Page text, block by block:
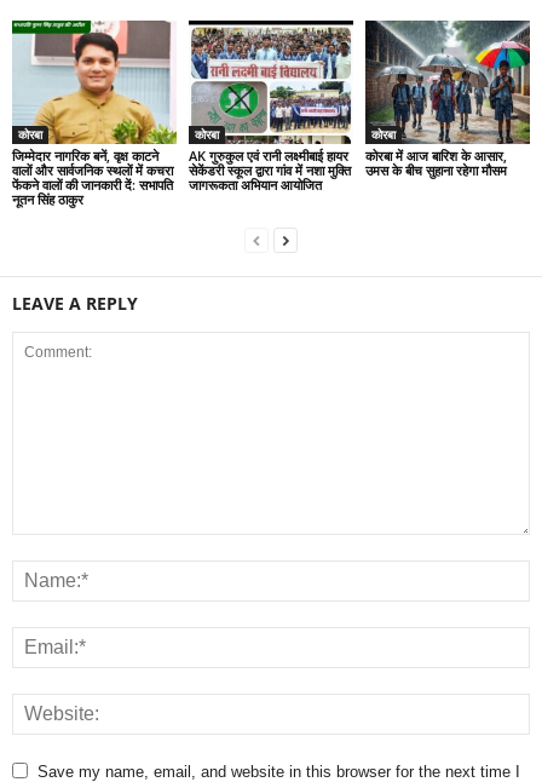
कोरबा
जिम्मेदार नागरिक बनें, वृक्ष काटने
वालों और सार्वजनिक स्थलों में कचरा
फेंकने वालों की जानकारी दें: सभापति
नूतन सिंह ठाकुर
कोरबा
AK गुरुकुल एवं रानी लक्ष्मीबाई हायर
सेकेंडरी स्कूल द्वारा गांव में नशा मुक्ति
जागरूकता अभियान आयोजित
कोरबा
कोरबा में आज बारिश के आसार,
उमस के बीच सुहाना रहेगा मौसम
LEAVE A REPLY
Save my name, email, and website in this browser for the next time I